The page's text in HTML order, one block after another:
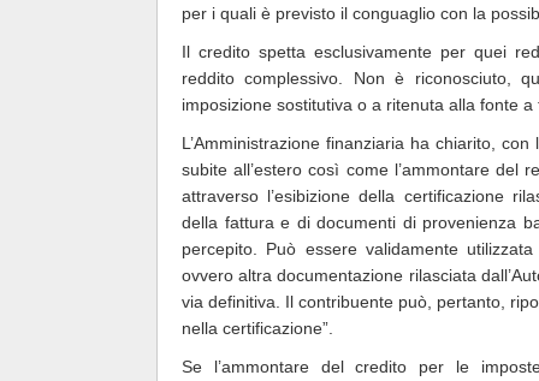
per i quali è previsto il conguaglio con la
Il credito spetta esclusivamente per quei
reddito complessivo. Non è riconosciuto,
imposizione sostitutiva o a ritenuta alla fonte
L’Amministrazione finanziaria ha chiarito,
subite all’estero così come l’ammontare del
attraverso l’esibizione della certificazione
della fattura e di documenti di provenienza
percepito. Può essere validamente
ovvero altra documentazione rilasciata
via definitiva. Il contribuente può, pertanto,
nella certificazione”.
Se l’ammontare del credito per le